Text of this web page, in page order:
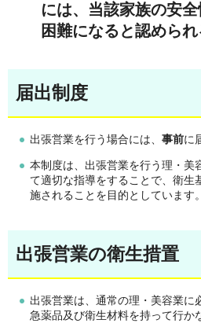
には、当該家族の安
困難になると認めら
届出制度
出張営業を行う場合には、 事前に
本制度は、出張営業を行う理・美
て適切な指導をすることで、衛生
施されることを目的としています。
出張営業の衛生措置
出張営業は、通常の理・美容業に
急薬品及び衛生材料を持って行か